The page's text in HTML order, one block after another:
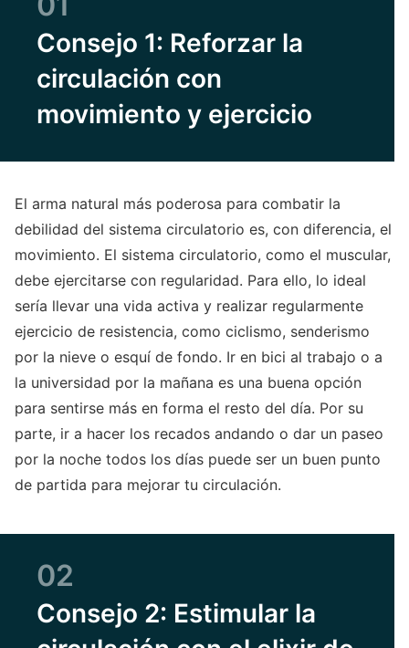
Consejo 1: Reforzar la
circulación con
movimiento y ejercicio
El arma natural más poderosa para combatir la
debilidad del sistema circulatorio es, con diferencia, el
movimiento. El sistema circulatorio, como el muscular,
debe ejercitarse con regularidad. Para ello, lo ideal
sería llevar una vida activa y realizar regularmente
ejercicio de resistencia, como ciclismo, senderismo
por la nieve o esquí de fondo. Ir en bici al trabajo o a
la universidad por la mañana es una buena opción
para sentirse más en forma el resto del día. Por su
parte, ir a hacer los recados andando o dar un paseo
por la noche todos los días puede ser un buen punto
de partida para mejorar tu circulación.
02
Consejo 2: Estimular la